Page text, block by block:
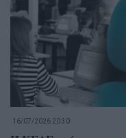
16/07/2026 20:30